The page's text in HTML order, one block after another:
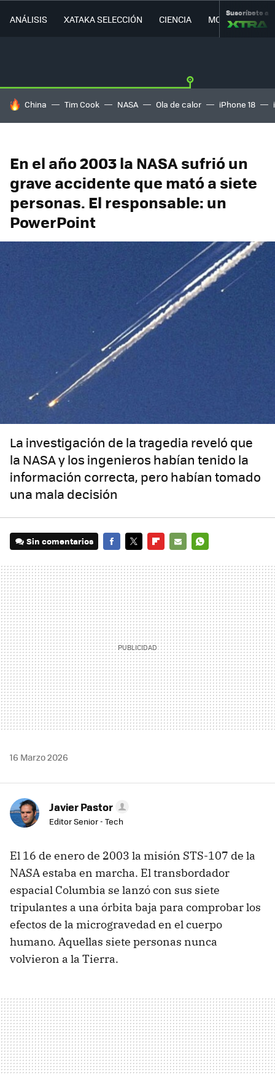
ANÁLISIS XATAKA SELECCIÓN CIENCIA MOVILIDAD
Suscríbete a
HOY SE HABLA DE
China Tim Cook NASA Ola de calor iPhone 18
En el año 2003 la NASA sufrió un
grave accidente que mató a siete
personas. El responsable: un
PowerPoint
La investigación de la tragedia reveló que
la NASA y los ingenieros habían tenido la
información correcta, pero habían tomado
una mala decisión
Sin comentarios
MAIL
16 Marzo 2026
Javier Pastor
Editor Senior - Tech
El 16 de enero de 2003 la misión STS-107 de la
NASA estaba en marcha. El transbordador
espacial Columbia se lanzó con sus siete
tripulantes a una órbita baja para comprobar los
efectos de la microgravedad en el cuerpo
humano. Aquellas siete personas nunca
volvieron a la Tierra.